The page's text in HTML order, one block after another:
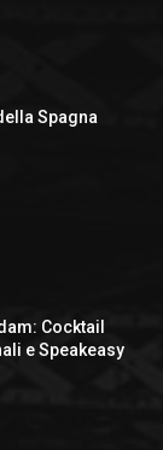
Spagna
Cocktail
e Speakeasy